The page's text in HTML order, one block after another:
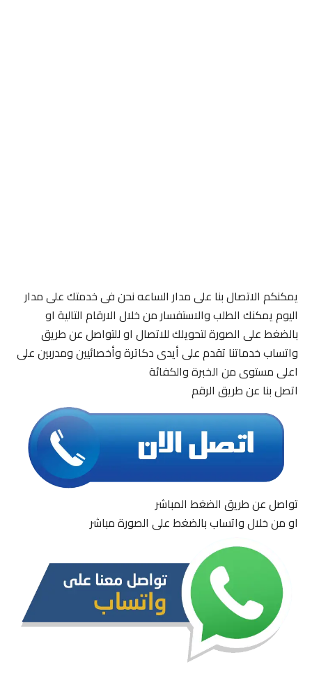
يمكنكم الاتصال بنا على مدار الساعه نحن فى خدمتك على مدار
اليوم يمكنك الطلب والاستفسار من خلال الارقام التالية او
بالضغط على الصورة لتحويلك للاتصال او للتواصل عن طريق
واتساب خدماتنا تقدم على أيدى دكاترة وأخصائيين ومدربين على
اعلى مستوى من الخبرة والكفائة
اتصل بنا عن طريق الرقم
تواصل عن طريق الضغط المباشر
او من خلال واتساب بالضغط على الصورة مباشر